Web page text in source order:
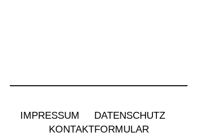
IMPRESSUM
DATENSCHUTZ
KONTAKTFORMULAR